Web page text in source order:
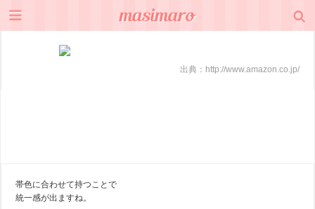
出典： http://www.amazon.co.jp/
帯色に合わせて持つことで
統一感が出ますね。